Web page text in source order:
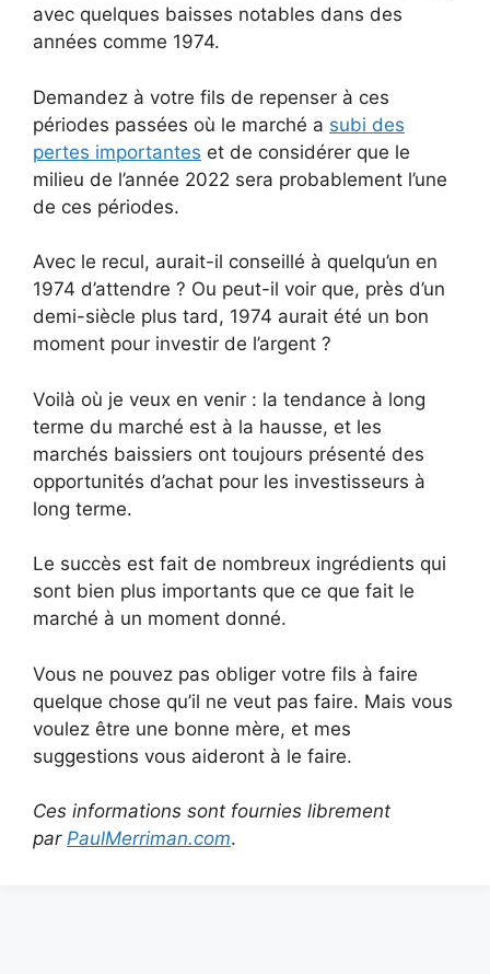
avec quelques baisses notables dans des
années comme 1974.
Demandez à votre fils de repenser à ces
périodes passées où le marché a subi des
pertes importantes et de considérer que le
milieu de l’année 2022 sera probablement l’une
de ces périodes.
Avec le recul, aurait-il conseillé à quelqu’un en
1974 d’attendre ? Ou peut-il voir que, près d’un
demi-siècle plus tard, 1974 aurait été un bon
moment pour investir de l’argent ?
Voilà où je veux en venir : la tendance à long
terme du marché est à la hausse, et les
marchés baissiers ont toujours présenté des
opportunités d’achat pour les investisseurs à
long terme.
Le succès est fait de nombreux ingrédients qui
sont bien plus importants que ce que fait le
marché à un moment donné.
Vous ne pouvez pas obliger votre fils à faire
quelque chose qu’il ne veut pas faire. Mais vous
voulez être une bonne mère, et mes
suggestions vous aideront à le faire.
Ces informations sont fournies librement
par PaulMerriman.com.